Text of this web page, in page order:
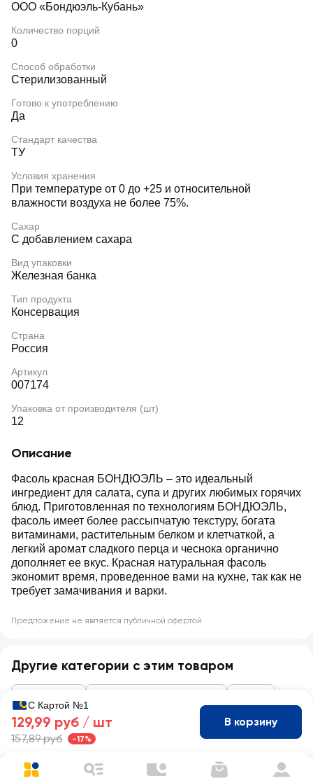
ООО «Бондюэль-Кубань»
Количество порций
0
Способ обработки
Стерилизованный
Готово к употреблению
Да
Стандарт качества
ТУ
Условия хранения
При температуре от 0 до +25 и относительной
влажности воздуха не более 75%.
Сахар
С добавлением сахара
Вид упаковки
Железная банка
Тип продукта
Консервация
Страна
Россия
Артикул
007174
Упаковка от производителя (шт)
12
Описание
Фасоль красная БОНДЮЭЛЬ – это идеальный
ингредиент для салата, супа и других любимых горячих
блюд. Приготовленная по технологиям БОНДЮЭЛЬ,
фасоль имеет более рассыпчатую текстуру, богата
витаминами, растительным белком и клетчаткой, а
легкий аромат сладкого перца и чеснока органично
дополняет ее вкус. Красная натуральная фасоль
экономит время, проведенное вами на кухне, так как не
требует замачивания и варки.
Предложение не является публичной офертой
Другие категории с этим товаром
С Картой №1
129,99 руб / шт
157,89 руб -17%
В корзину